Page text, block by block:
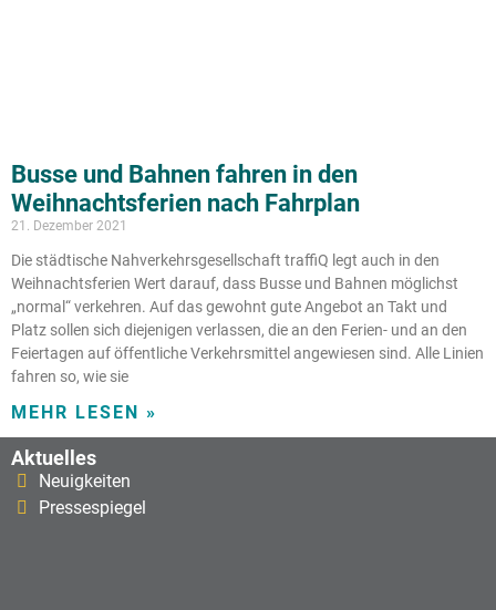
Busse und Bahnen fahren in den
Weihnachtsferien nach Fahrplan
21. Dezember 2021
Die städtische Nahverkehrsgesellschaft traffiQ legt auch in den
Weihnachtsferien Wert darauf, dass Busse und Bahnen möglichst
„normal“ verkehren. Auf das gewohnt gute Angebot an Takt und
Platz sollen sich diejenigen verlassen, die an den Ferien- und an den
Feiertagen auf öffentliche Verkehrsmittel angewiesen sind. Alle Linien
fahren so, wie sie
MEHR LESEN »
Aktuelles
Neuigkeiten
Pressespiegel